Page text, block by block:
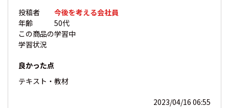
投稿者
今後を考える会社員
年齢
50代
この商品の
学習状況
学習中
良かった点
テキスト・教材
2023/04/16 06:55